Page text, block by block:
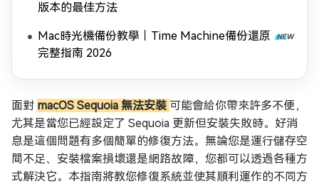
版本的最佳方法
Mac時光機備份教學｜Time Machine備份還原
完整指南 2026
面對 macOS Sequoia 無法安裝 可能會給你帶來許多不便，
尤其是當您已經設定了 Sequoia 更新但安裝失敗時。好消
息是這個問題有多個簡單的修復方法。無論您是運行儲存空
間不足、安裝檔案損壞還是網路故障，您都可以透過各種方
式解決它。本指南將教您修復系統並使其順利運作的不同方